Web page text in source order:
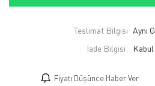
Teslimat Bilgisi Aynı
İade Bilgisi:
Fiyatı Düşünce Haber Ver